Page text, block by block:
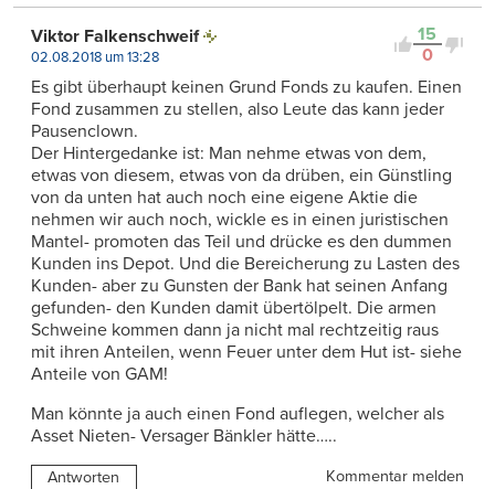
15
0
Viktor Falkenschweif
02.08.2018 um 13:28
Es gibt überhaupt keinen Grund Fonds zu kaufen. Einen
Fond zusammen zu stellen, also Leute das kann jeder
Pausenclown.
Der Hintergedanke ist: Man nehme etwas von dem,
etwas von diesem, etwas von da drüben, ein Günstling
von da unten hat auch noch eine eigene Aktie die
nehmen wir auch noch, wickle es in einen juristischen
Mantel- promoten das Teil und drücke es den dummen
Kunden ins Depot. Und die Bereicherung zu Lasten des
Kunden- aber zu Gunsten der Bank hat seinen Anfang
gefunden- den Kunden damit übertölpelt. Die armen
Schweine kommen dann ja nicht mal rechtzeitig raus
mit ihren Anteilen, wenn Feuer unter dem Hut ist- siehe
Anteile von GAM!
Man könnte ja auch einen Fond auflegen, welcher als
Asset Nieten- Versager Bänkler hätte…..
Antworten Kommentar melden